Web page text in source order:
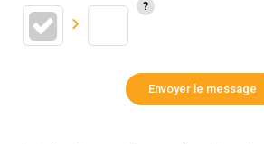
Envoyer le message